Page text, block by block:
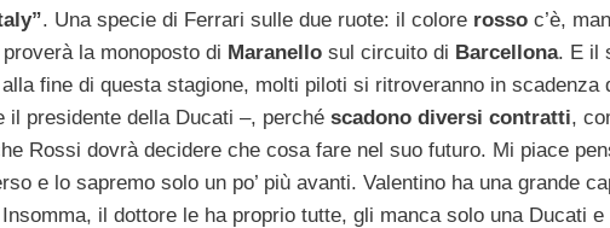
. Una specie di Ferrari sulle due ruote: il colore rosso c’è,
la monoposto di Maranello sul circuito di Barcellona. E il
fine di questa stagione, molti piloti si ritroveranno in scadenza
il presidente della Ducati –, perché scadono diversi contratti,
Rossi dovrà decidere che cosa fare nel suo futuro. Mi piace
e lo sapremo solo un po’ più avanti. Valentino ha una grande
il dottore le ha proprio tutte, gli manca solo una Ducati